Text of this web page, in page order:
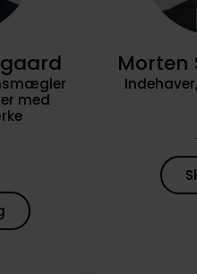
med
Morten